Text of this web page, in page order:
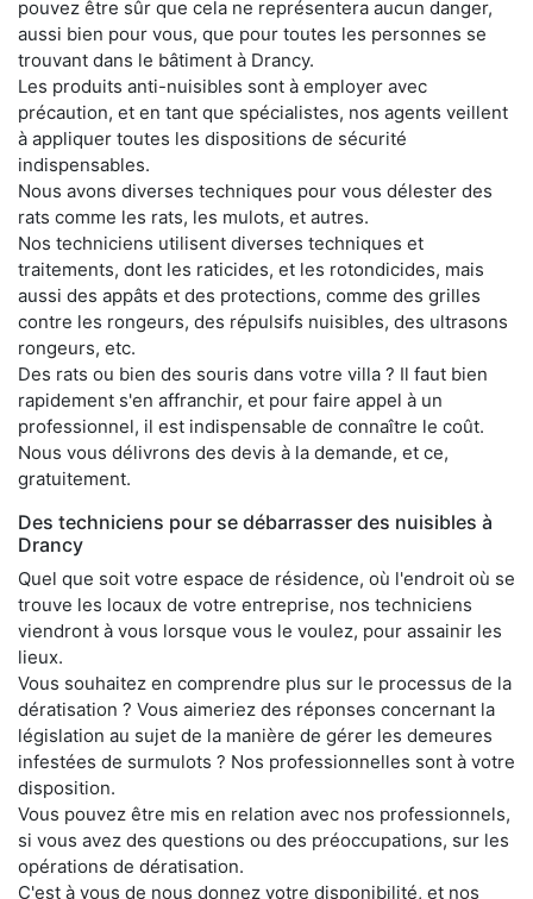
pouvez être sûr que cela ne représentera aucun danger,
aussi bien pour vous, que pour toutes les personnes se
trouvant dans le bâtiment à Drancy.
Les produits anti-nuisibles sont à employer avec
précaution, et en tant que spécialistes, nos agents veillent
à appliquer toutes les dispositions de sécurité
indispensables.
Nous avons diverses techniques pour vous délester des
rats comme les rats, les mulots, et autres.
Nos techniciens utilisent diverses techniques et
traitements, dont les raticides, et les rotondicides, mais
aussi des appâts et des protections, comme des grilles
contre les rongeurs, des répulsifs nuisibles, des ultrasons
rongeurs, etc.
Des rats ou bien des souris dans votre villa ? Il faut bien
rapidement s'en affranchir, et pour faire appel à un
professionnel, il est indispensable de connaître le coût.
Nous vous délivrons des devis à la demande, et ce,
gratuitement.
Des techniciens pour se débarrasser des nuisibles à
Drancy
Quel que soit votre espace de résidence, où l'endroit où se
trouve les locaux de votre entreprise, nos techniciens
viendront à vous lorsque vous le voulez, pour assainir les
lieux.
Vous souhaitez en comprendre plus sur le processus de la
dératisation ? Vous aimeriez des réponses concernant la
législation au sujet de la manière de gérer les demeures
infestées de surmulots ? Nos professionnelles sont à votre
disposition.
Vous pouvez être mis en relation avec nos professionnels,
si vous avez des questions ou des préoccupations, sur les
opérations de dératisation.
C'est à vous de nous donnez votre disponibilité, et nos